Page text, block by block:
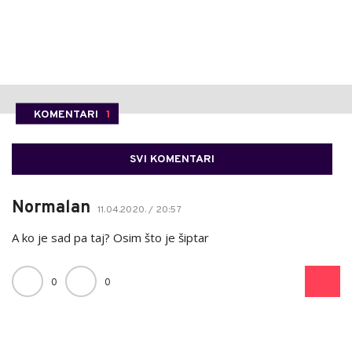
KOMENTARI 1
SVI KOMENTARI
Normalan 11.04.2020. / 20:57
A ko je sad pa taj? Osim što je šiptar
0 0